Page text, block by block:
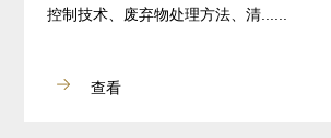
控制技术、废弃物处理方法、清......
查看